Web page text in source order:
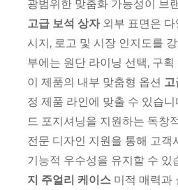
광범위한 맞춤화 가능성이 브
고급 보석 상자 외부 표면은
시지, 로고 및 시장 인지도를
부에는 원단 라이닝 선택, 구
이 제품의 내부 맞춤형 옵션
정 제품 라인에 맞출 수 있습
드 포지셔닝을 지원하는 독창
전문 디자인 지원을 통해 고객
기능적 우수성을 유지할 수
지 주얼리 케이스 미적 매력과